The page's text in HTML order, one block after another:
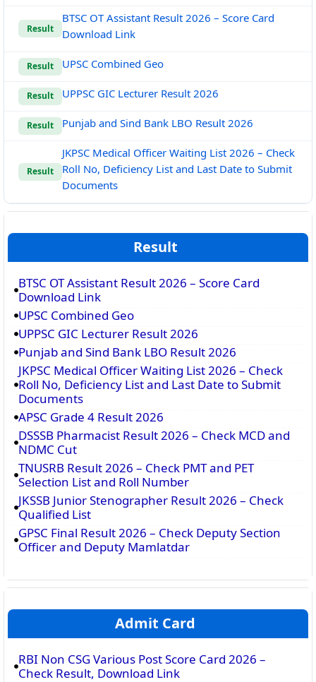
Result
BTSC OT Assistant Result 2026 – Score Card
Download Link
Result UPSC Combined Geo
Result UPPSC GIC Lecturer Result 2026
Result Punjab and Sind Bank LBO Result 2026
Result
JKPSC Medical Officer Waiting List 2026 – Check
Roll No, Deficiency List and Last Date to Submit
Documents
Result
BTSC OT Assistant Result 2026 – Score Card
Download Link
UPSC Combined Geo
UPPSC GIC Lecturer Result 2026
Punjab and Sind Bank LBO Result 2026
JKPSC Medical Officer Waiting List 2026 – Check
Roll No, Deficiency List and Last Date to Submit
Documents
APSC Grade 4 Result 2026
DSSSB Pharmacist Result 2026 – Check MCD and
NDMC Cut
TNUSRB Result 2026 – Check PMT and PET
Selection List and Roll Number
JKSSB Junior Stenographer Result 2026 – Check
Qualified List
GPSC Final Result 2026 – Check Deputy Section
Officer and Deputy Mamlatdar
Admit Card
RBI Non CSG Various Post Score Card 2026 –
Check Result, Download Link